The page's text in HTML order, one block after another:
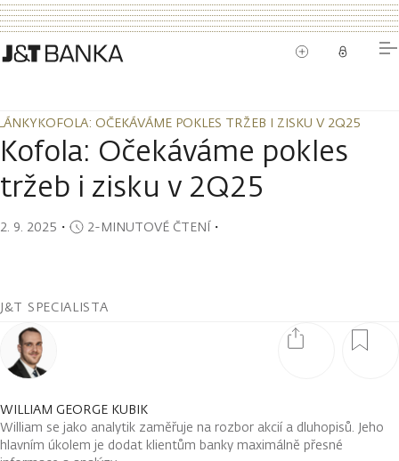
KOFOLA: OČEKÁVÁME POKLES TRŽEB I ZISKU V 2Q25
KOFOLA: OČEKÁVÁME POKLES TRŽEB I ZISKU V 2Q25
Kofola: Očekáváme pokles
tržeb i zisku v 2Q25
2. 9. 2025 ・ 2-MINUTOVÉ ČTENÍ・
J&T SPECIALISTA
WILLIAM GEORGE KUBIK
William se jako analytik zaměřuje na rozbor akcií a dluhopisů. Jeho
hlavním úkolem je dodat klientům banky maximálně přesné